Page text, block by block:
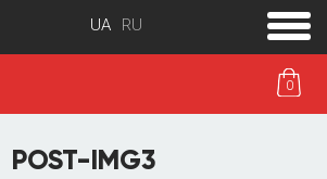
0
toggle
menu
POST-IMG3